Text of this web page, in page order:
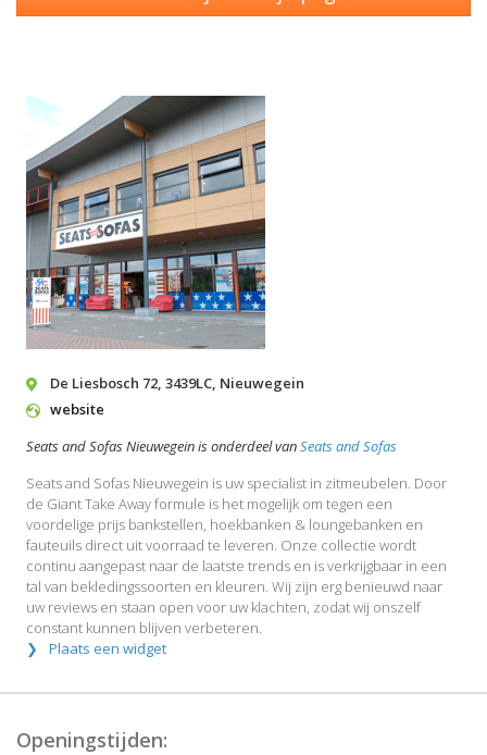
De Liesbosch 72, 3439LC, Nieuwegein
website
Seats and Sofas Nieuwegein is onderdeel vanSeats and Sofas
Seats and Sofas Nieuwegein is uw specialist in zitmeubelen. Door
de Giant Take Away formule is het mogelijk om tegen een
voordelige prijs bankstellen, hoekbanken & loungebanken en
fauteuils direct uit voorraad te leveren. Onze collectie wordt
continu aangepast naar de laatste trends en is verkrijgbaar in een
tal van bekledingssoorten en kleuren. Wij zijn erg benieuwd naar
uw reviews en staan open voor uw klachten, zodat wij onszelf
constant kunnen blijven verbeteren.
Plaats een widget
Openingstijden: